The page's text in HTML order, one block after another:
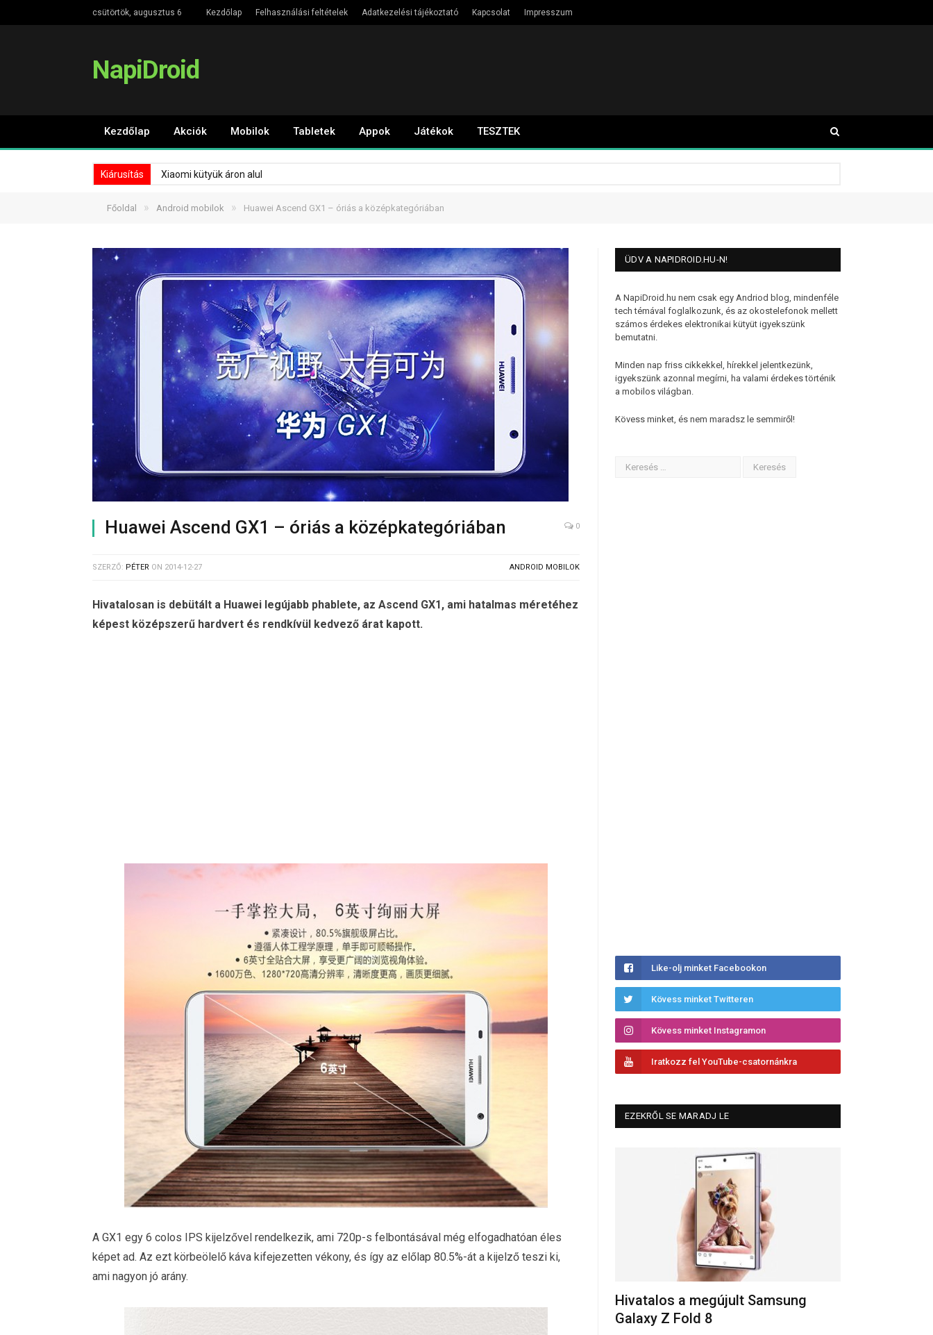
csütörtök, augusztus 6 Kezdőlap Felhasználási feltételek Adatkezelési tájékoztató Kapcsolat Impresszum
NapiDroid
Kezdőlap Akciók Mobilok Tabletek Appok Játékok TESZTEK
Kiárusítás Xiaomi kütyük áron alul
Főoldal » Android mobilok » Huawei Ascend GX1 – óriás a középkategóriában
Huawei Ascend GX1 – óriás a középkategóriában 0
SZERZŐ: PÉTER ON 2014-12-27 ANDROID MOBILOK
Hivatalosan is debütált a Huawei legújabb phablete, az Ascend GX1, ami hatalmas méretéhez
képest középszerű hardvert és rendkívül kedvező árat kapott.
A GX1 egy 6 colos IPS kijelzővel rendelkezik, ami 720p-s felbontásával még elfogadhatóan éles
képet ad. Az ezt körbeölelő káva kifejezetten vékony, és így az előlap 80.5%-át a kijelző teszi ki,
ami nagyon jó arány.
ÜDV A NAPIDROID.HU-N!
A NapiDroid.hu nem csak egy Andriod blog, mindenféle
tech témával foglalkozunk, és az okostelefonok mellett
számos érdekes elektronikai kütyüt igyekszünk
bemutatni.
Minden nap friss cikkekkel, hírekkel jelentkezünk,
igyekszünk azonnal megírni, ha valami érdekes történik
a mobilos világban.
Kövess minket, és nem maradsz le semmiről!
Like-olj minket Facebookon
Kövess minket Twitteren
Kövess minket Instagramon
Iratkozz fel YouTube-csatornánkra
EZEKRŐL SE MARADJ LE
Hivatalos a megújult Samsung
Galaxy Z Fold 8